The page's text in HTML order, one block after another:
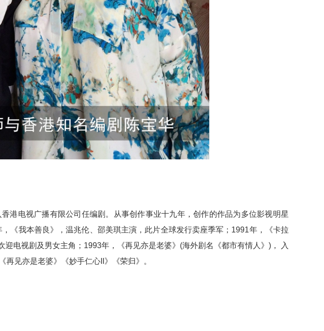
港电视广播有限公司任编剧。从事创作事业十九年，创作的作品为多位影视明星
《我本善良》，温兆伦、邵美琪主演，此片全球发行卖座季军；1991年，《卡拉
电视剧及男女主角；1993年，《再见亦是老婆》(海外剧名《都市有情人》)， 入
见亦是老婆》《妙手仁心II》《荣归》。